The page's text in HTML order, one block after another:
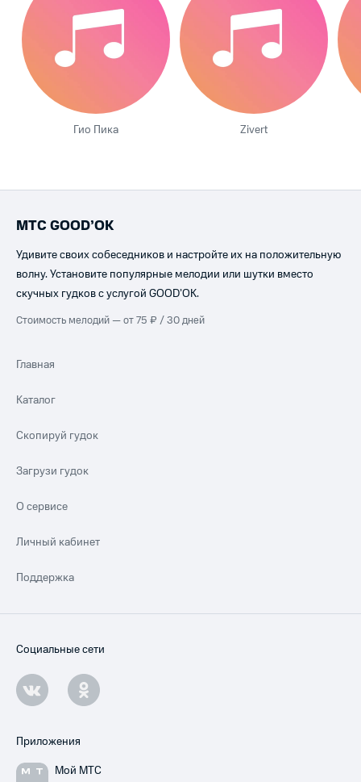
Гио Пика Zivert
МТС GOOD’OK
Удивите своих собеседников и настройте их на положительную
волну. Установите популярные мелодии или шутки вместо
скучных гудков с услугой GOOD’OK.
Стоимость мелодий — от 75 ₽ / 30 дней
Главная
Каталог
Скопируй гудок
Загрузи гудок
О сервисе
Личный кабинет
Поддержка
Социальные сети
Приложения
Мой МТС